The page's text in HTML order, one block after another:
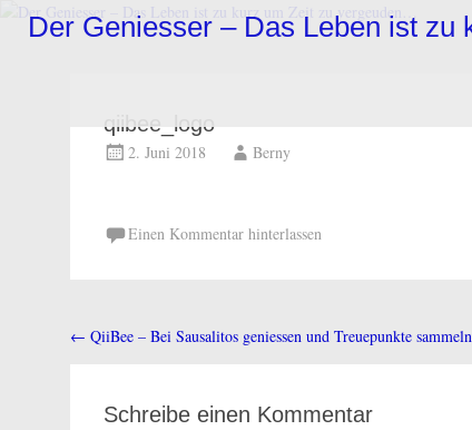
Zum
InhaltDer Geniesser – Das Leben ist
qiibee_logo
2. Juni 2018 Berny
Einen Kommentar hinterlassen
Beitragsnavigation
← QiiBee – Bei Sausalitos geniessen und Treuepunkte sammeln
Schreibe einen Kommentar